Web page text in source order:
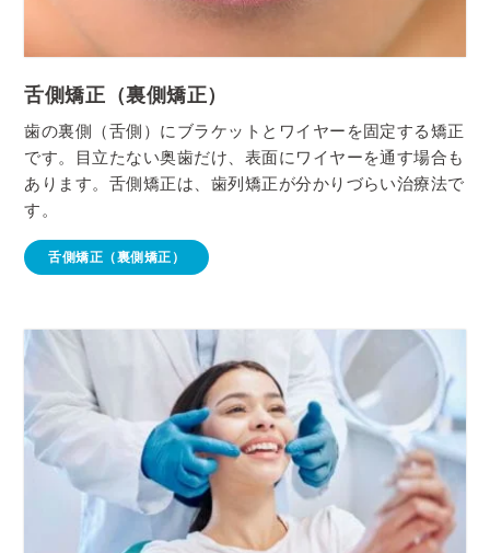
舌側矯正（裏側矯正）
歯の裏側（舌側）にブラケットとワイヤーを固定する矯正
です。目立たない奥歯だけ、表面にワイヤーを通す場合も
あります。舌側矯正は、歯列矯正が分かりづらい治療法で
す。
舌側矯正（裏側矯正）